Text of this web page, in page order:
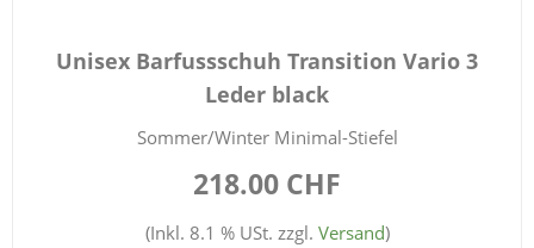
Unisex Barfussschuh Transition Vario 3
Leder black
Sommer/Winter Minimal-Stiefel
218.00 CHF
(Inkl. 8.1 % USt. zzgl. Versand)